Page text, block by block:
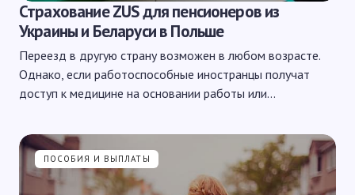
Страхование ZUS для пенсионеров из
Украины и Беларуси в Польше
Переезд в другую страну возможен в любом возрасте.
Однако, если работоспособные иностранцы получат
доступ к медицине на основании работы или…
ПОСОБИЯ И ВЫПЛАТЫ